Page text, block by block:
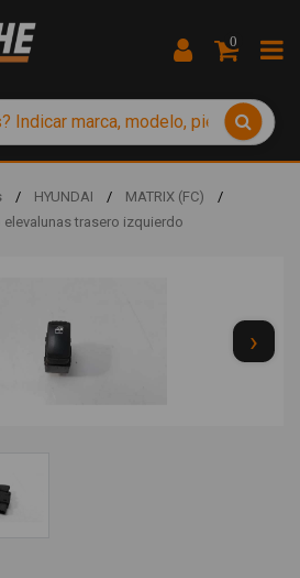
0
/ HYUNDAI / MATRIX (FC)
/
elevalunas trasero izquierdo
›